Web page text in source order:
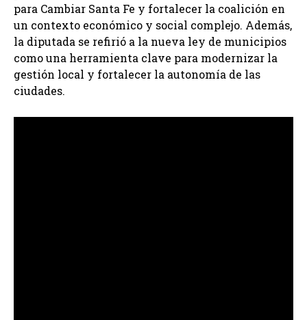
para Cambiar Santa Fe y fortalecer la coalición en
un contexto económico y social complejo. Además,
la diputada se refirió a la nueva ley de municipios
como una herramienta clave para modernizar la
gestión local y fortalecer la autonomía de las
ciudades.